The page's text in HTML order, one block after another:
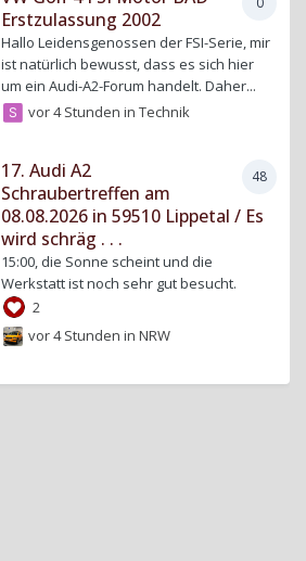
Erstzulassung 2002
Hallo Leidensgenossen der FSI-Serie, mir
ist natürlich bewusst, dass es sich hier
um ein Audi-A2-Forum handelt. Daher...
vor 4 Stunden inTechnik
48
17. Audi A2
Schraubertreffen am
08.08.2026 in 59510 Lippetal / Es
wird schräg . . .
15:00, die Sonne scheint und die
Werkstatt ist noch sehr gut besucht.
2
vor 4 Stunden inNRW